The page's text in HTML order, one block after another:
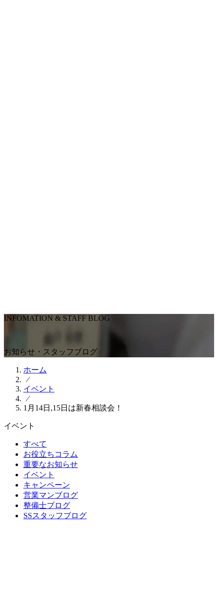
INFOMATION & STAFF BLOG
お知らせ・スタッフブログ
ホーム
⁄
イベント
⁄
1月14日,15日は新春相談会！
イベント
すべて
お役立ちコラム
重要なお知らせ
イベント
キャンペーン
営業マンブログ
整備士ブログ
SSスタッフブログ